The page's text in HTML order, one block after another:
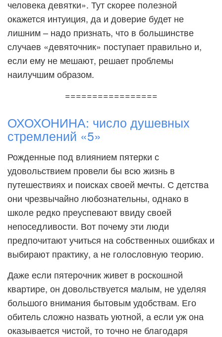
человека девятки». Тут скорее полезной
окажется интуиция, да и доверие будет не
лишним – надо признать, что в большинстве
случаев «девяточник» поступает правильно и,
если ему не мешают, решает проблемы
наилучшим образом.
=================
ОХОХОНИНА: число душевных
стремлений «5»
Рожденные под влиянием пятерки с
удовольствием провели бы всю жизнь в
путешествиях и поисках своей мечты. С детства
они чрезвычайно любознательны, однако в
школе редко преуспевают ввиду своей
непоседливости. Вот почему эти люди
предпочитают учиться на собственных ошибках и
выбирают практику, а не голословную теорию.
Даже если пятерочник живет в роскошной
квартире, он довольствуется малым, не уделяя
большого внимания бытовым удобствам. Его
обитель сложно назвать уютной, а если уж она
оказывается чистой, то точно не благодаря